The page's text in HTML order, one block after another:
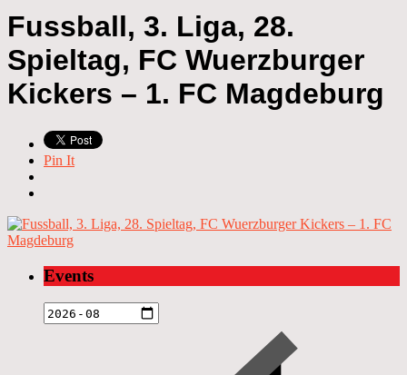
Fussball, 3. Liga, 28.
Spieltag, FC Wuerzburger
Kickers – 1. FC Magdeburg
Pin It
Events